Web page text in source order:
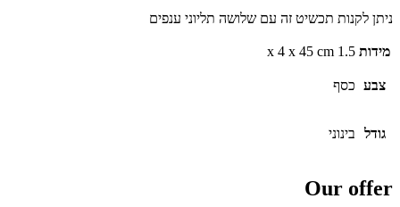
ניתן לקנות תכשיט זה עם שלושה תליוני ענפים
מידות 1.5 x 4 x 45 cm
צבע כסף
גודל בינוני
Our offer